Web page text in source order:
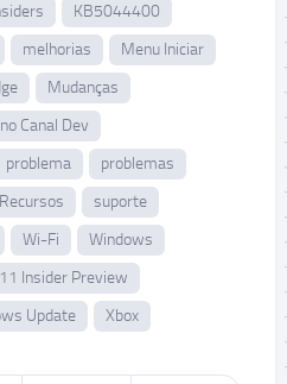
KB5044400
melhorias
Menu Iniciar
Mudanças
no Canal Dev
problema
problemas
Recursos
suporte
Wi-Fi
Windows
Insider Preview
Update Xbox